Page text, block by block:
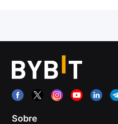
Sobre